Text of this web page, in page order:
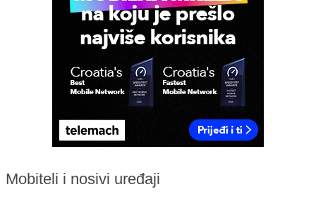
Mobiteli i nosivi uređaji